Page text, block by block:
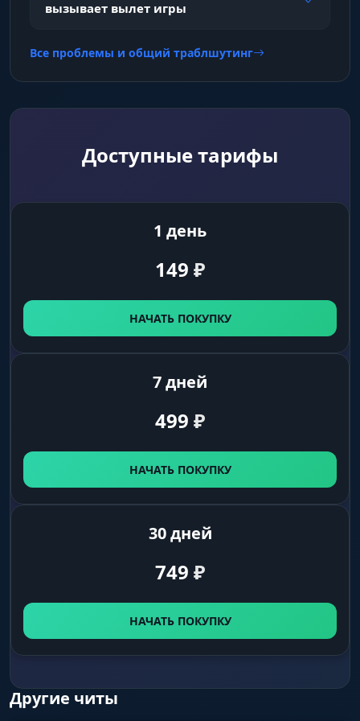
Corpse
максимальная дистанция отображения
ВХ на Предметы и Объекты
Ores
включает ESP для руды
Collectables
отображение собираемых ресурсов
включает ESP для объектов строительства
вызывает вылет игры
Все проблемы и общий траблшутинг
Доступные тарифы
1 день
149 ₽
НАЧАТЬ ПОКУПКУ
7 дней
499 ₽
НАЧАТЬ ПОКУПКУ
30 дней
749 ₽
НАЧАТЬ ПОКУПКУ
Другие читы